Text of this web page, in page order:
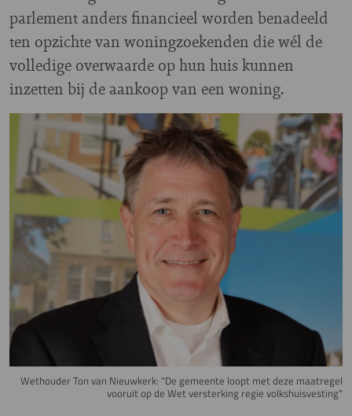
parlement anders financieel worden benadeeld
ten opzichte van woningzoekenden die wél de
volledige overwaarde op hun huis kunnen
inzetten bij de aankoop van een woning.
Image
Wethouder Ton van Nieuwkerk: "De gemeente loopt met deze maatregel
vooruit op de Wet versterking regie volkshuisvesting"